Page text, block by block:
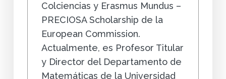
Colciencias y Erasmus Mundus –
PRECIOSA Scholarship de la
European Commission.
Actualmente, es Profesor Titular
y Director del Departamento de
Matemáticas de la Universidad